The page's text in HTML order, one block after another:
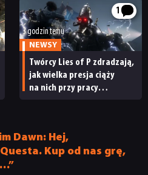
1
3 godzin temu
NEWSY
Twórcy Lies of P zdradzają,
jak wielka presja ciąży
na nich przy pracy
Dawn: Hej,
Kup od nas grę,